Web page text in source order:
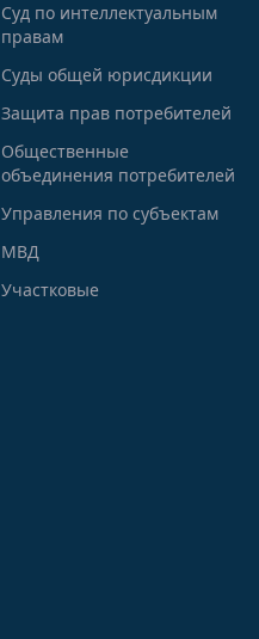
Суд по интеллектуальным
правам
Суды общей юрисдикции
Защита прав потребителей
Общественные
объединения потребителей
Управления по субъектам
МВД
Участковые